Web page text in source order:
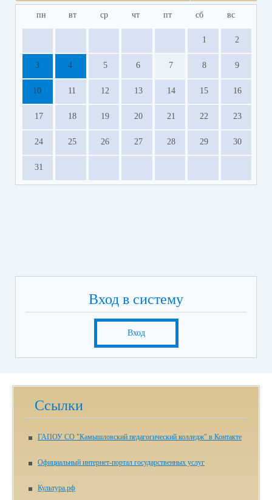
пн вт ср чт пт сб вс
1 2
3 4 5 6 7 8 9
10 11 12 13 14 15 16
17 18 19 20 21 22 23
24 25 26 27 28 29 30
31
Вход в систему
Вход
Ссылки
ГАПОУ СО "Камышловский педагогический колледж" в Контакте
Официальный интернет-портал государственных услуг
Культура.рф